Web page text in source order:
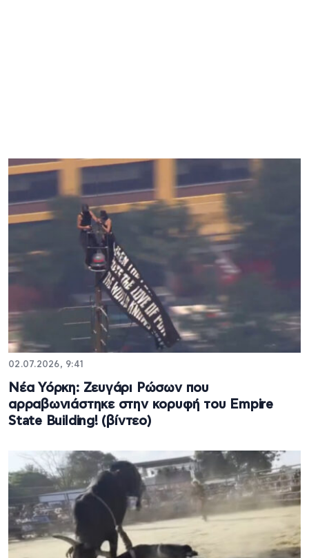
02.07.2026, 9:41
Νέα Υόρκη: Ζευγάρι Ρώσων που
αρραβωνιάστηκε στην κορυφή του Empire
State Building! (βίντεο)